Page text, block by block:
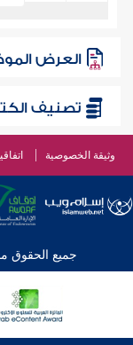
العرض
تصنيف
وثيقة الخصوصية
جميع الحقوق محفوظة © 2026 -